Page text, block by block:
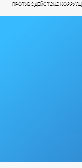
ПРОТИВОДЕЙСТВИЕ